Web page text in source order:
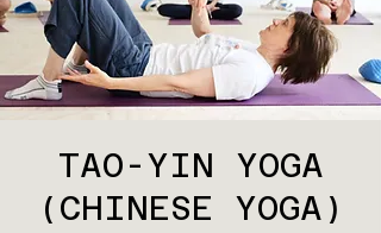
TAO-YIN YOGA
(CHINESE YOGA)